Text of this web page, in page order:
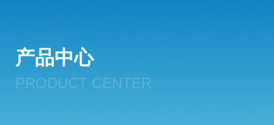
产品中心
PRODUCT CENTER